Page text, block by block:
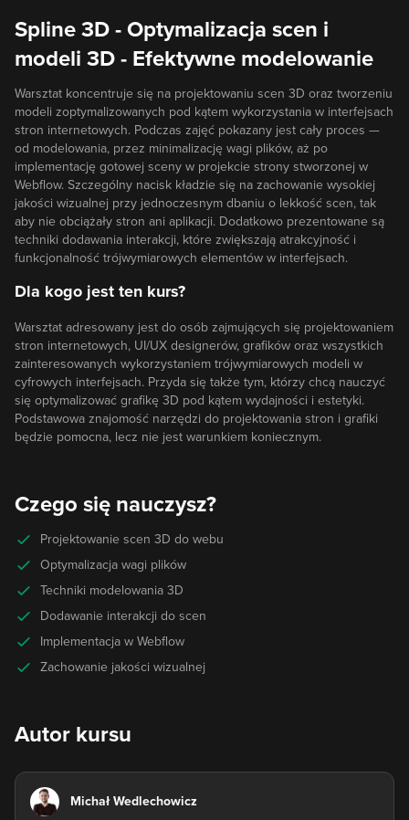
Spline 3D - Optymalizacja scen i
modeli 3D - Efektywne modelowanie
Warsztat koncentruje się na projektowaniu scen 3D oraz tworzeniu
modeli zoptymalizowanych pod kątem wykorzystania w interfejsach
stron internetowych. Podczas zajęć pokazany jest cały proces —
od modelowania, przez minimalizację wagi plików, aż po
implementację gotowej sceny w projekcie strony stworzonej w
Webflow. Szczególny nacisk kładzie się na zachowanie wysokiej
jakości wizualnej przy jednoczesnym dbaniu o lekkość scen, tak
aby nie obciążały stron ani aplikacji. Dodatkowo prezentowane są
techniki dodawania interakcji, które zwiększają atrakcyjność i
funkcjonalność trójwymiarowych elementów w interfejsach.
Dla kogo jest ten kurs?
Warsztat adresowany jest do osób zajmujących się projektowaniem
stron internetowych, UI/UX designerów, grafików oraz wszystkich
zainteresowanych wykorzystaniem trójwymiarowych modeli w
cyfrowych interfejsach. Przyda się także tym, którzy chcą nauczyć
się optymalizować grafikę 3D pod kątem wydajności i estetyki.
Podstawowa znajomość narzędzi do projektowania stron i grafiki
będzie pomocna, lecz nie jest warunkiem koniecznym.
Czego się nauczysz?
Projektowanie scen 3D do webu
Optymalizacja wagi plików
Techniki modelowania 3D
Dodawanie interakcji do scen
Implementacja w Webflow
Zachowanie jakości wizualnej
Autor kursu
Michał Wedlechowicz